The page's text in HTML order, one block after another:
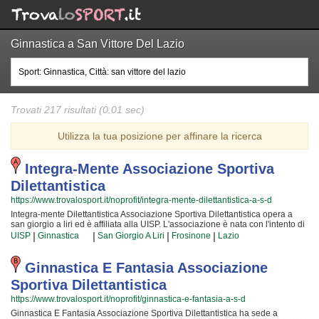
Ginnastica a San Vittore Del Lazio
Trovati 217 risultati (0.01 sec)
Utilizza la tua posizione per affinare la ricerca
Integra-Mente Associazione Sportiva
Dilettantistica
https://www.trovalosport.it/noprofit/integra-mente-dilettantistica-a-s-d
Integra-mente Dilettantistica Associazione Sportiva Dilettantistica opera a
san giorgio a liri ed è affiliata alla UISP. L'associazione è nata con l'intento di
promuovere il calcio a 5 organizzando corsi rivolti a bambini e ragazzi.
Integra-mente Dilettantistica Associazione Sportiva Dilettantistica è radicata
nella comunità di san giorgio a liri e al loro interno sono cresciute
generazioni di bambini e ragazzi che hanno imparato i valori fondamentali
dello sport e l'importanza del lavoro di squadra. I loro istruttori di calcio a 5
sono tra i più esperti e qualificati della zona e sono sicuramente i più adatti a
sviluppare il talento dei bambini che iniziano a giocare e dei ragazzi che
vogliono raggiungere livelli di eccellenza. Per questo motivo Integra-mente
Dilettantistica Associazione Sportiva Dilettantistica sarà felice di accogliere
UISP | Ginnastica | San Giorgio A Liri | Frosinone | Lazio
Ginnastica E Fantasia Associazione
Sportiva Dilettantistica
https://www.trovalosport.it/noprofit/ginnastica-e-fantasia-a-s-d
Ginnastica E Fantasia Associazione Sportiva Dilettantistica ha sede a